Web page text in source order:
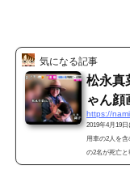
気になる記事
松永真
ゃん顔
https://
2019年4月19
用車の2人を
の2名が死亡
女の莉子ちゃ